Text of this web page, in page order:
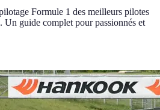
Formule 1 des meilleurs pilotes
Un guide complet pour passionnés et